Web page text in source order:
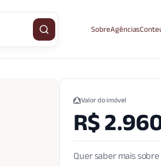
Buscar imóvelSobreAgências
Valor do imóvel
R$
Quer saber mais